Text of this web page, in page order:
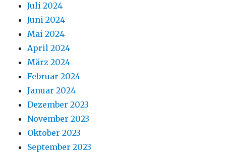
Juli 2024
Juni 2024
Mai 2024
April 2024
März 2024
Februar 2024
Januar 2024
Dezember 2023
November 2023
Oktober 2023
September 2023